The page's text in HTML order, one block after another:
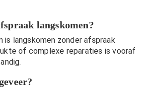
langskomen?
is langskomen zonder afspraak
of complexe reparaties is vooraf